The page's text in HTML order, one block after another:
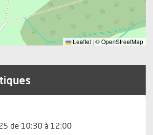
Leaflet | ©OpenStreetMap
de 10:30 à 12:00